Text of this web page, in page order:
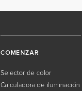
COMENZAR
Selector de color
Calculadora de iluminación